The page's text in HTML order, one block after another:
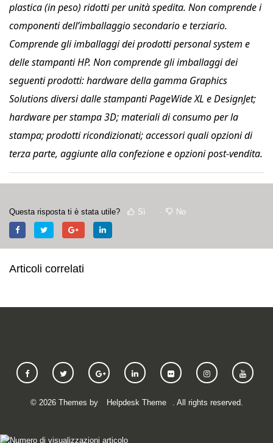
plastica (in peso) ridotti per unità spedita. Non comprende i
componenti dell’imballaggio secondario e terziario.
Comprende gli imballaggi dei prodotti personal system e
delle stampanti HP. Non comprende gli imballaggi dei
seguenti prodotti: hardware della gamma Graphics
Solutions diversi dalle stampanti PageWide XL e DesignJet;
hardware per stampa 3D; materiali di consumo per la
stampa; prodotti ricondizionati; accessori quali opzioni di
terza parte, aggiunte alla confezione e opzioni post-vendita.
Questa risposta ti è stata utile? Sì No
Articoli correlati
© 2026Themes by Helpdesk Theme . All rights reserved.